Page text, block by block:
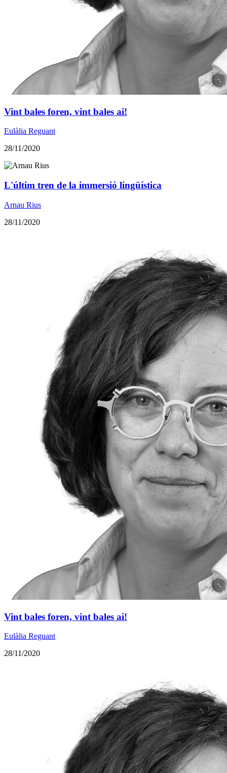
Vint bales foren, vint bales ai!
Eulàlia Reguant
28/11/2020
​L'últim tren de la immersió lingüística
Arnau Rius
28/11/2020
Vint bales foren, vint bales ai!
Eulàlia Reguant
28/11/2020